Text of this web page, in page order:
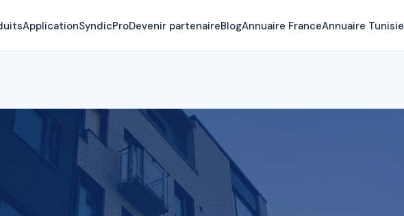
ApplicationSyndicProDevenir partenaireBlogAnnuaire FranceAnnuaire Tunisie